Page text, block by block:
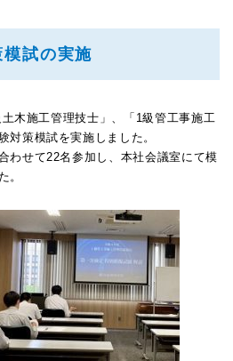
試の実施
木施工管理技士」、「1級管工事施工
対策模試を実施しました。
わせて22名参加し、本社会議室にて模
。